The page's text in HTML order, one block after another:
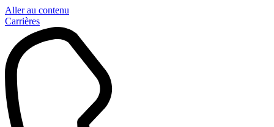
Aller au contenu
Carrières